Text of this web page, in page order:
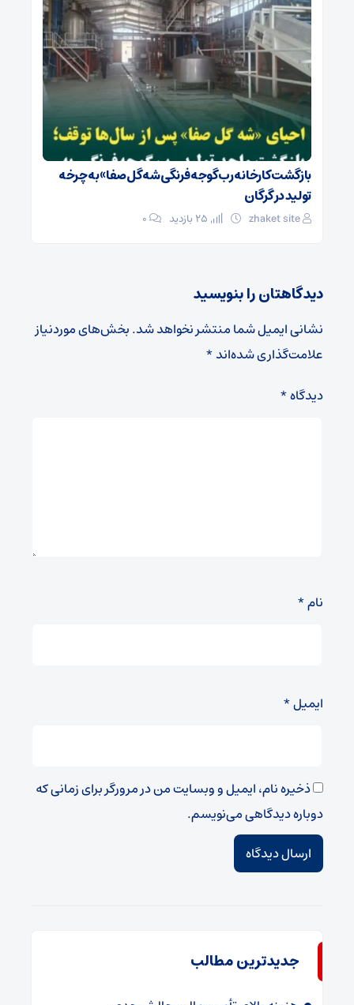
بازگشت کارخانه رب گوجه فرنگی شه گل صفا» به چرخه
تولید در گرگان
zhaket site ۰
دیدگاهتان را بنویسید
نشانی ایمیل شما منتشر نخواهد شد.بخش‌های موردنیاز
علامت‌گذاری شده‌اند*
دیدگاه*
نام*
ایمیل*
ذخیره نام، ایمیل و وبسایت من در مرورگر برای زمانی که
دوباره دیدگاهی می‌نویسم.
جدیدترین مطالب